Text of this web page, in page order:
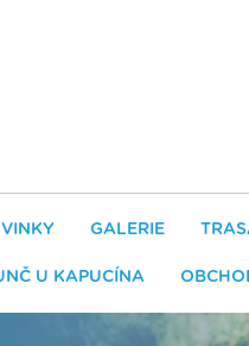
GALERIE
U KAPUCÍNA